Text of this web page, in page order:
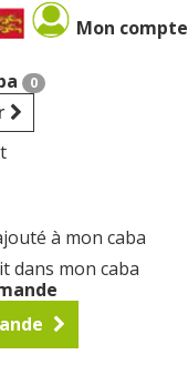
Mon compte
0
à mon caba
dans mon caba